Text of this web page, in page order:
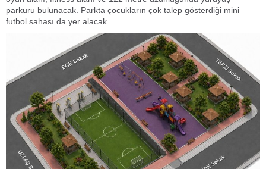
parkuru bulunacak. Parkta çocukların çok talep gösterdiği mini
futbol sahası da yer alacak.